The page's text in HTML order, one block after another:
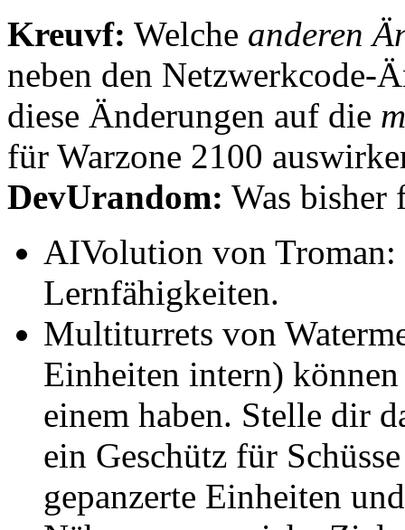
Kreuvf: Welche anderen
neben den Netzwerkcode-
diese Änderungen auf die
für Warzone 2100
DevUrandom: Was bisher
AIVolution von
Lernfähigkeiten.
Multiturrets von
Einheiten intern)
einem haben. Stelle dir
ein Geschütz für
gepanzerte Einheiten